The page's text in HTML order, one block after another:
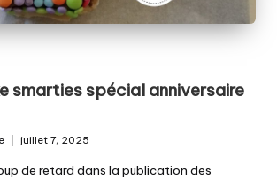
smarties spécial anniversaire
juillet 7, 2025
de retard dans la publication des